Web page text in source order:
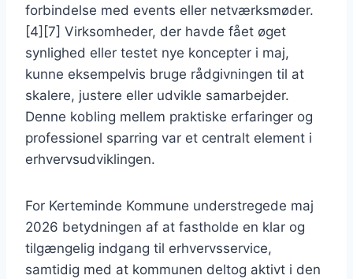
forbindelse med events eller netværksmøder.
[4][7] Virksomheder, der havde fået øget
synlighed eller testet nye koncepter i maj,
kunne eksempelvis bruge rådgivningen til at
skalere, justere eller udvikle samarbejder.
Denne kobling mellem praktiske erfaringer og
professionel sparring var et centralt element i
erhvervsudviklingen.
For Kerteminde Kommune understregede maj
2026 betydningen af at fastholde en klar og
tilgængelig indgang til erhvervsservice,
samtidig med at kommunen deltog aktivt i den